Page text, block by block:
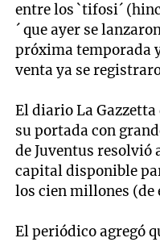
entre los `tifosi´
´ que ayer se
próxima temporada
venta ya se
El diario La
su portada con
de Juventus resolvió
capital disponible
los cien millones (de
El periódico agregó